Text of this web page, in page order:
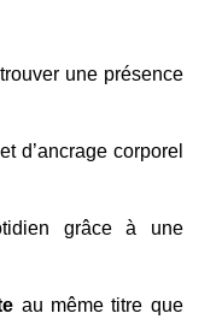
une présence
et d’ancrage corporel
grâce à une
au même titre que